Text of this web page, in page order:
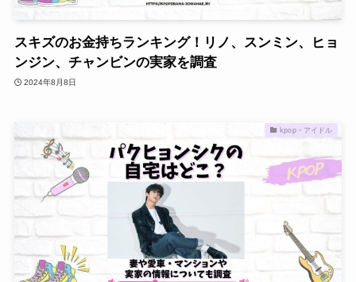
スキズのお金持ちランキング！リノ、スンミン、ヒョ
ンジン、チャンビンの実家を調査
2024年8月8日
kpop・アイドル